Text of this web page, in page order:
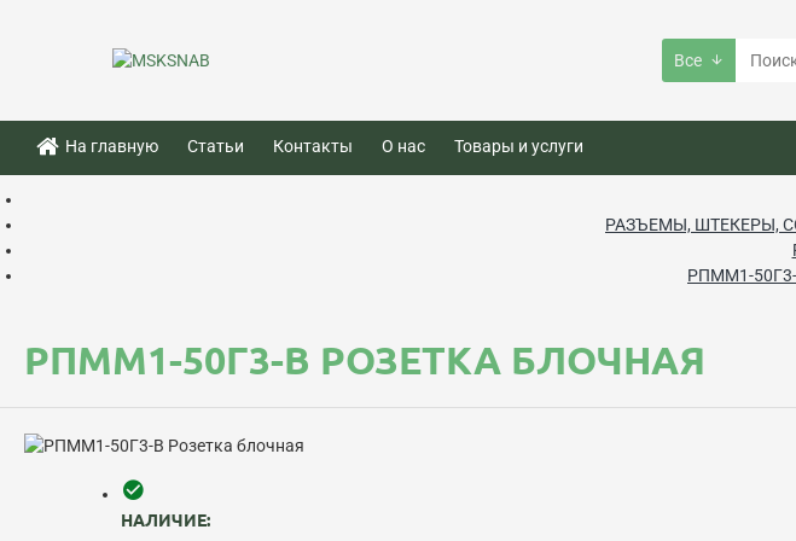
Все
На главную Статьи Контакты О нас Товары и услуги
РАЗЪЕМЫ, ШТЕКЕРЫ,
РПММ1-50Г3-
РПММ1-50Г3-В РОЗЕТКА БЛОЧНАЯ
НАЛИЧИЕ: